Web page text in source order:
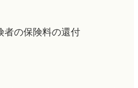
者の保険料の還付